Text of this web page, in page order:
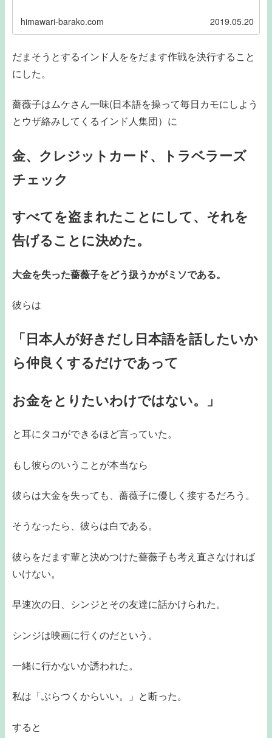
himawari-barako.com 2019.05.20
だまそうとするインド人ををだます作戦を決行すること
にした。
薔薇子はムケさん一味(日本語を操って毎日カモにしよう
とウザ絡みしてくるインド人集団）に
金、クレジットカード、トラベラーズ
チェック
すべてを盗まれたことにして、それを
告げることに決めた。
大金を失った薔薇子をどう扱うかがミソである。
彼らは
「日本人が好きだし日本語を話したいか
ら仲良くするだけであって
お金をとりたいわけではない。」
と耳にタコができるほど言っていた。
もし彼らのいうことが本当なら
彼らは大金を失っても、薔薇子に優しく接するだろう。
そうなったら、彼らは白である。
彼らをだます輩と決めつけた薔薇子も考え直さなければ
いけない。
早速次の日、シンジとその友達に話かけられた。
シンジは映画に行くのだという。
一緒に行かないか誘われた。
私は「ぶらつくからいい。」と断った。
すると